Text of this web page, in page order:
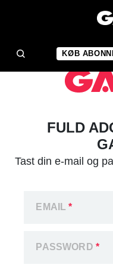
KØB
FULD
Tast din e-mail og
EMAIL*
PASSWORD *